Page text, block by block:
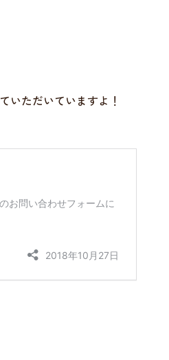
いただいていますよ！